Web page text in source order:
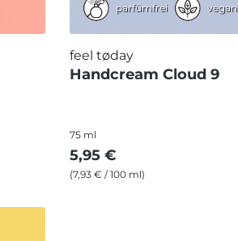
parfümfrei vegan
feel tøday
Handcream Cloud 9
75 ml
5,95 €
(7,93 € / 100 ml)